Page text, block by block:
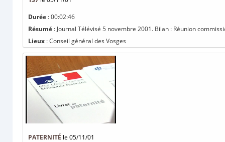
Durée : 00:02:46
Résumé : Journal Télévisé 5 novembre 2001. Bilan : Réunion
Lieux : Conseil général des Vosges
PATERNITÉ le 05/11/01